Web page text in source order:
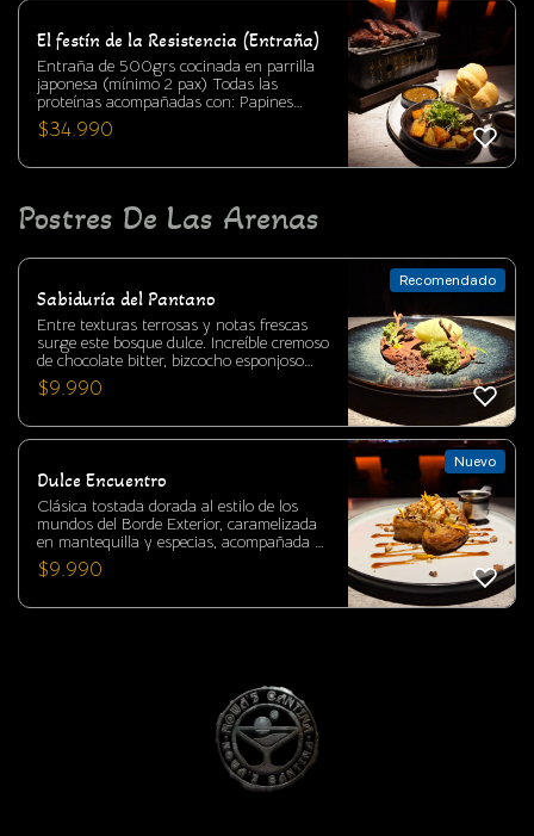
El festín de la Resistencia (Entraña)
Entraña de 500grs cocinada en parrilla
japonesa (mínimo 2 pax) Todas las
proteínas acompañadas con: Papines
Salsa demi Glace Chancho en piedra
Marraquetas
$34.990
Postres De Las Arenas
Sabiduría del Pantano
Entre texturas terrosas y notas frescas
surge este bosque dulce. Increíble cremoso
de chocolate bitter, bizcocho esponjoso
con polvo de hongos, ramas crujientes y
crumble de cacao y almendras,
albahaca. IMPERDIBLE POSTRE
$9.990
Recomendado
Dulce Encuentro
Clásica tostada dorada al estilo de los
mundos del Borde Exterior, caramelizada
en mantequilla y especias, acompañada de
una sedosa salsa toffee, crujientes nueces
garrapiñadas y una esfera de helado de
Finalizada con un delicado hilo de jarabe
$9.990
Nuevo